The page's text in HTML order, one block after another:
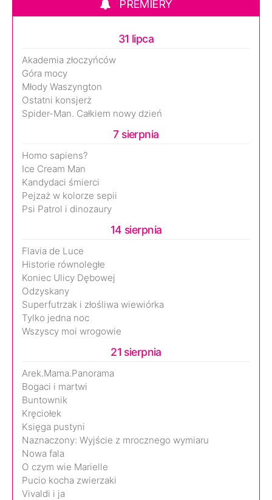
PREMIERY
31 lipca
Akademia złoczyńców
Góra mocy
Młody Waszyngton
Ostatni konsjerż
Spider-Man. Całkiem nowy dzień
7 sierpnia
Homo sapiens?
Ice Cream Man
Kandydaci śmierci
Pejzaż w kolorze sepii
Psi Patrol i dinozaury
14 sierpnia
Flavia de Luce
Historie równoległe
Koniec Ulicy Dębowej
Odzyskany
Superfutrzak i złośliwa wiewiórka
Tylko jedna noc
Wszyscy moi wrogowie
21 sierpnia
Arek.Mama.Panorama
Bogaci i martwi
Buntownik
Kręciołek
Księga pustyni
Naznaczony: Wyjście z mrocznego wymiaru
Nowa fala
O czym wie Marielle
Pucio kocha zwierzaki
Vivaldi i ja